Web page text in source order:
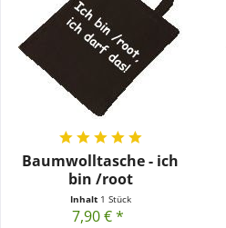
Baumwolltasche - ich
bin /root
Inhalt 1 Stück
7,90 € *